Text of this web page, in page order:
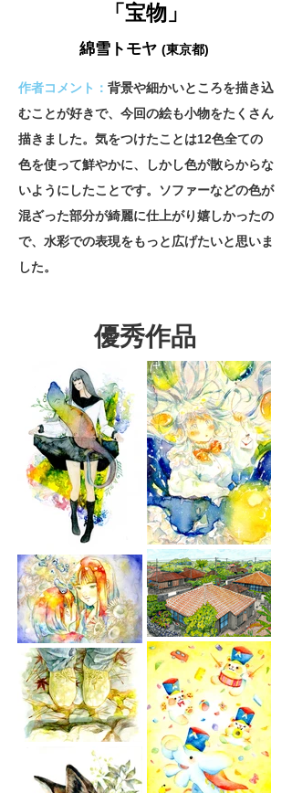
「宝物 」
綿雪トモヤ (東京都)
作者コメント： 背景や細かいところを描き込
むことが好きで、今回の絵も小物をたくさん
描きました。気をつけたことは12色全ての
色を使って鮮やかに、しかし色が散らからな
いようにしたことです。ソファーなどの色が
混ざった部分が綺麗に仕上がり嬉しかったの
で、水彩での表現をもっと広げたいと思いま
した。
優秀作品